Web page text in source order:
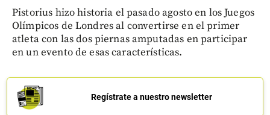
Pistorius hizo historia el pasado agosto en los Juegos
Olímpicos de Londres al convertirse en el primer
atleta con las dos piernas amputadas en participar
en un evento de esas características.
Regístrate a nuestro newsletter